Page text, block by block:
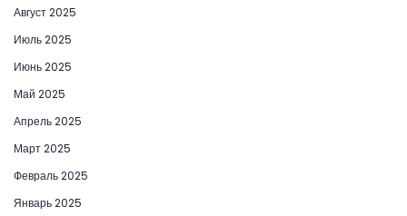
Август 2025
Июль 2025
Июнь 2025
Май 2025
Апрель 2025
Март 2025
Февраль 2025
Январь 2025